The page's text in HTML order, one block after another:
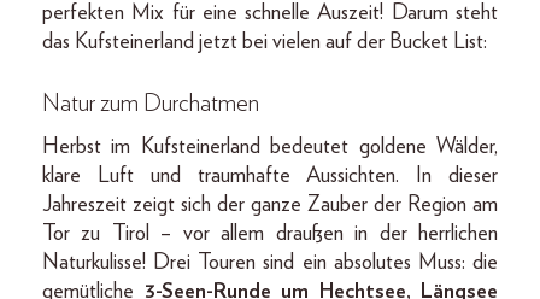
perfekten Mix für eine schnelle Auszeit! Darum steht
das Kufsteinerland jetzt bei vielen auf der Bucket List:
Natur zum Durchatmen
Herbst im Kufsteinerland bedeutet goldene Wälder,
klare Luft und traumhafte Aussichten. In dieser
Jahreszeit zeigt sich der ganze Zauber der Region am
Tor zu Tirol – vor allem draußen in der herrlichen
Naturkulisse! Drei Touren sind ein absolutes Muss: die
gemütliche 3-Seen-Runde um Hechtsee, Längsee